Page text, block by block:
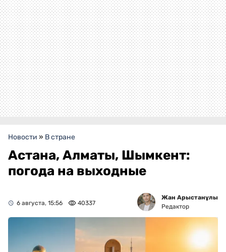
Новости » В стране
Астана, Алматы, Шымкент:
погода на выходные
6 августа, 15:56 40337
Жан Арыстанұлы
Редактор